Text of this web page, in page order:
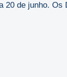
20 de junho.